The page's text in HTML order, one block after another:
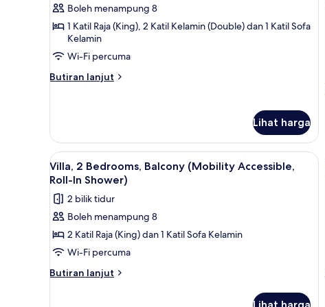
Villa,
2
Bedrooms,
Balcony
(Hearing
ulasan)
Boleh menampung 8
1 Katil Raja (King), 2 Katil Kelamin (Double) dan 1 Katil Sofa
Kelamin
Wi-Fi percuma
Butiran lanjut
Butiran
Bedrooms,
Balcony
(Hearing
Accessible)
Lihat harga
Lihat
semua
foto
untuk
Villa,
2
Bedrooms,
Balcony
TV skrin rata, pemain DVD, meja
12
Villa, 2 Bedrooms, Balcony (Mobility Accessible,
Roll-In Shower)
2 bilik tidur
Boleh menampung 8
2 Katil Raja (King) dan 1 Katil Sofa Kelamin
Wi-Fi percuma
Butiran lanjut
Butiran
Lihat harga